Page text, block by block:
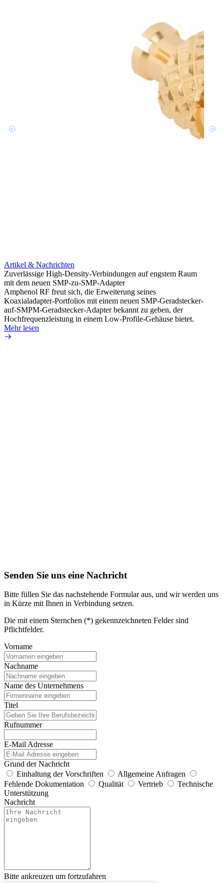
Artikel & Nachrichten
Zuverlässige High-Density-Verbindungen auf engstem Raum
mit dem neuen SMP-zu-SMP-Adapter
Amphenol RF freut sich, die Erweiterung seines
Koaxialadapter-Portfolios mit einem neuen SMP-Geradstecker-
auf-SMPM-Geradstecker-Adapter bekannt zu geben, der
Hochfrequenzleistung in einem Low-Profile-Gehäuse bietet.
Mehr lesen
Senden Sie uns eine Nachricht
Bitte füllen Sie das nachstehende Formular aus, und wir werden uns
in Kürze mit Ihnen in Verbindung setzen.
Die mit einem Sternchen (*) gekennzeichneten Felder sind
Pflichtfelder.
Vorname
Nachname
Name des Unternehmens
Titel
Rufnummer
E-Mail Adresse
Grund der Nachricht
Einhaltung der Vorschriften
Allgemeine Anfragen
Fehlende Dokumentation
Qualität Vertrieb
Technische
Unterstützung
Nachricht
Bitte ankreuzen um fortzufahren